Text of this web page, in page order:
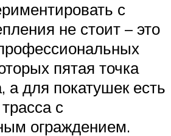
с
не стоит – это
пятая точка
а для покатушек есть
с
ограждением.